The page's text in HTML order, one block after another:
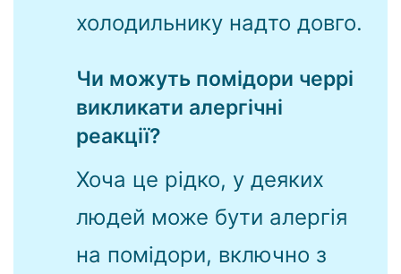
холодильнику надто довго.
Чи можуть помідори черрі
викликати алергічні
реакції?
Хоча це рідко, у деяких
людей може бути алергія
на помідори, включно з